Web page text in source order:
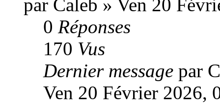
par Caleb » Ven 20
0 Réponses
170 Vus
Dernier message par
Ven 20 Février 2026,